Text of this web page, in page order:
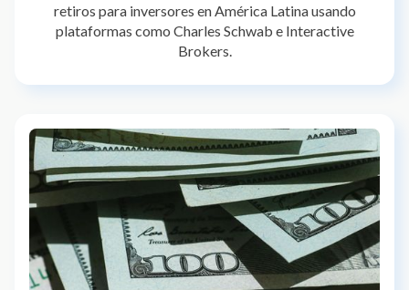
retiros para inversores en América Latina usando
plataformas como Charles Schwab e Interactive
Brokers.